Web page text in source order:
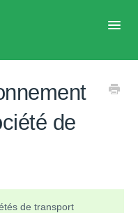
de
de transport